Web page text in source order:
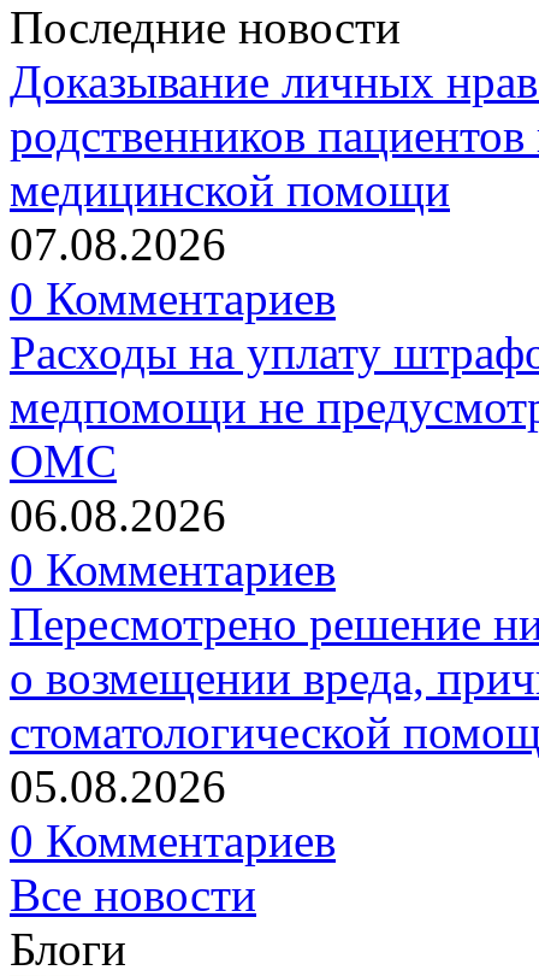
Последние новости
Доказывание личных
родственников
медицинской помощи
07.08.2026
0 Комментариев
Расходы на уплату
медпомощи не
ОМС
06.08.2026
0 Комментариев
Пересмотрено решение
о возмещении вреда,
стоматологической
05.08.2026
0 Комментариев
Все новости
Блоги